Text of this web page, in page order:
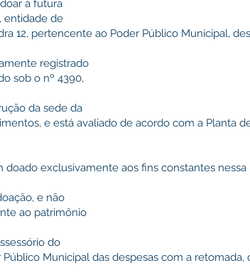
à futura
entidade de
12, pertencente ao Poder Público Municipal,
registrado
sob o nº 4390,
da sede da
e está avaliado de acordo com a Planta
exclusivamente aos fins constantes nessa
e não
ao patrimônio
do
Municipal das despesas com a retomada,